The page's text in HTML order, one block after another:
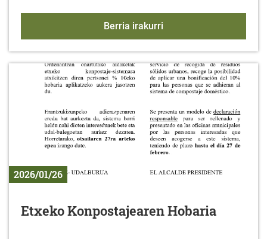
Berria irakurri
2026/01/26
Etxeko Konpostajearen Hobaria